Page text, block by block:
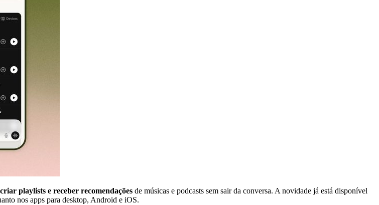
criar playlists e receber recomendações de músicas e podcasts sem sair da conversa. A novidade já está disponível
nos apps para desktop, Android e iOS.